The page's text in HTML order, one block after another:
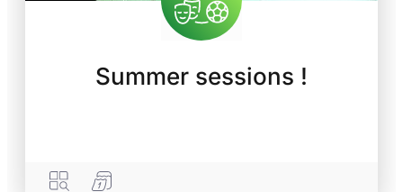
Summer sessions !